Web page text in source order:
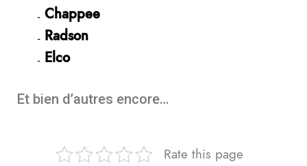
Chappee
Radson
Elco
Et bien d’autres encore…
Rate this page